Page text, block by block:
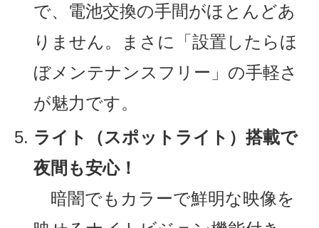
で、電池交換の手間がほとんどあ
りません。まさに「設置したらほ
ぼメンテナンスフリー」の手軽さ
が魅力です。
ライト（スポットライト）搭載で
夜間も安心！
暗闇でもカラーで鮮明な映像を